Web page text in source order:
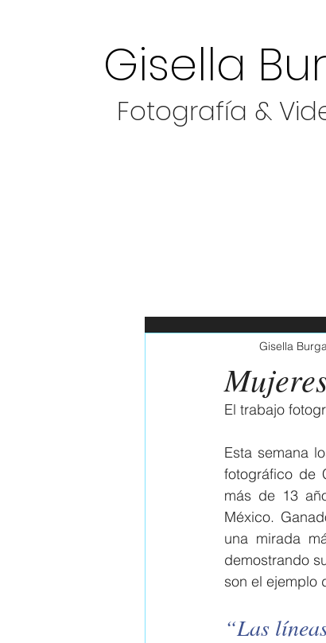
Gisella
Fotografía &
Adventure
Gisella Burga
El trabajo fotogr
Esta semana
fotográfico de
más de 13
México.
una mirada
demostrando
son el ejemplo
“Las